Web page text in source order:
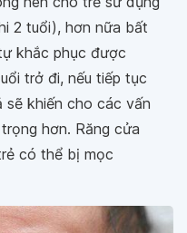
2 tuổi), hơn nữa bất
khắc phục được
trở đi, nếu tiếp tục
sẽ khiến cho các vấn
hơn. Răng cửa
có thể bị mọc